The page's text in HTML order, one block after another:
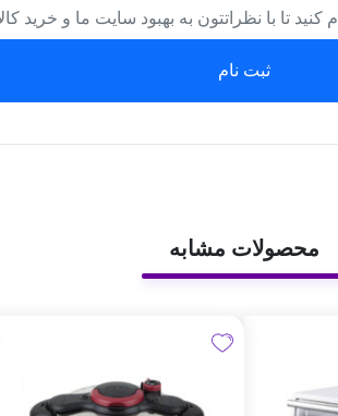
تا با نظراتتون به بهبود سایت ما و خرید
ثبت نام
محصولات مشابه